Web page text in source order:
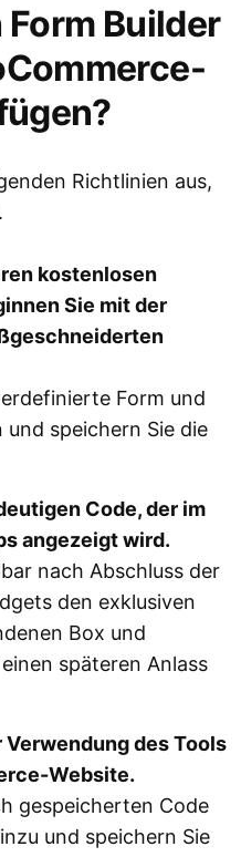
Builder
Richtlinien aus,
kostenlosen
Sie mit der
Form und
und speichern Sie die
Code, der im
angezeigt wird.
nach Abschluss der
den exklusiven
Box und
späteren Anlass
des Tools
Website.
gespeicherten Code
und speichern Sie